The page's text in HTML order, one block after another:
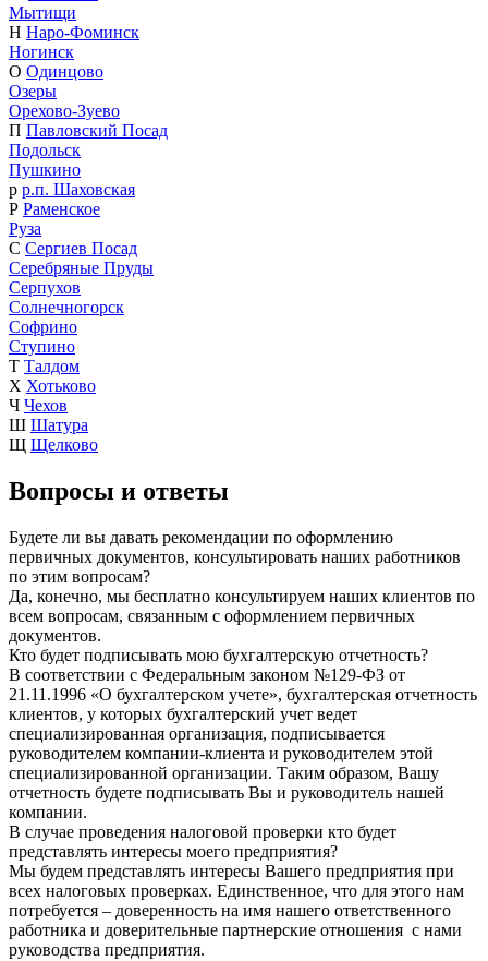
Мытищи
Н Наро-Фоминск
Ногинск
О Одинцово
Озеры
Орехово-Зуево
П Павловский Посад
Подольск
Пушкино
р р.п. Шаховская
Р Раменское
Руза
С Сергиев Посад
Серебряные Пруды
Серпухов
Солнечногорск
Софрино
Ступино
Т Талдом
Х Хотьково
Ч Чехов
Ш Шатура
Щ Щелково
Вопросы и ответы
Будете ли вы давать рекомендации по оформлению
первичных документов, консультировать наших работников
по этим вопросам?
Да, конечно, мы бесплатно консультируем наших клиентов по
всем вопросам, связанным с оформлением первичных
документов.
Кто будет подписывать мою бухгалтерскую отчетность?
В соответствии с Федеральным законом №129-ФЗ от
21.11.1996 «О бухгалтерском учете», бухгалтерская отчетность
клиентов, у которых бухгалтерский учет ведет
специализированная организация, подписывается
руководителем компании-клиента и руководителем этой
специализированной организации. Таким образом, Вашу
отчетность будете подписывать Вы и руководитель нашей
компании.
В случае проведения налоговой проверки кто будет
представлять интересы моего предприятия?
Мы будем представлять интересы Вашего предприятия при
всех налоговых проверках. Единственное, что для этого нам
потребуется – доверенность на имя нашего ответственного
работника и доверительные партнерские отношения с нами
руководства предприятия.